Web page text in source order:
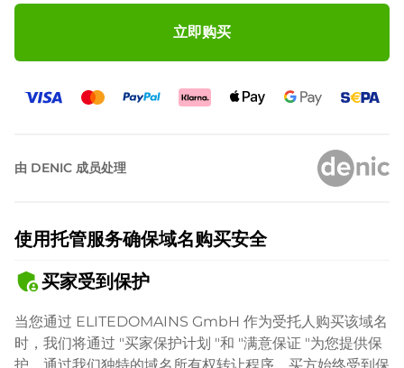
立即购买
由 DENIC 成员处理
使用托管服务确保域名购买安全
admin_panel_settings买家受到保护
当您通过 ELITEDOMAINS GmbH 作为受托人购买该域名
时，我们将通过 "买家保护计划 "和 "满意保证 "为您提供保